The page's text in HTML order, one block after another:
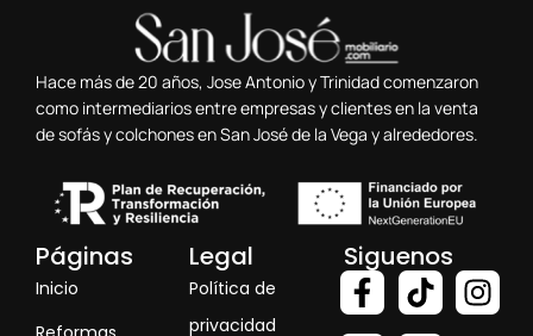
Hace más de 20 años, Jose Antonio y Trinidad comenzaron
como intermediarios entre empresas y clientes en la venta
de sofás y colchones en San José de la Vega y alrededores.
Páginas
Inicio
Legal
Política de
privacidad
Siguenos